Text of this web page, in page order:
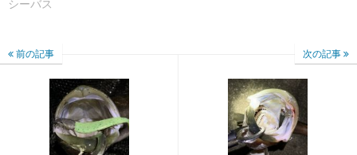
シーバス
前の記事 次の記事